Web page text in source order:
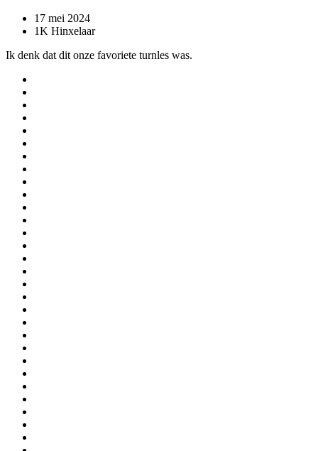
17 mei 2024
1K Hinxelaar
Ik denk dat dit onze favoriete turnles was.